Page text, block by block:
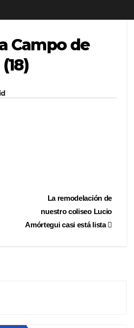
Campo de
La remodelación de
nuestro coliseo Lucio
Amórtegui casi está lista